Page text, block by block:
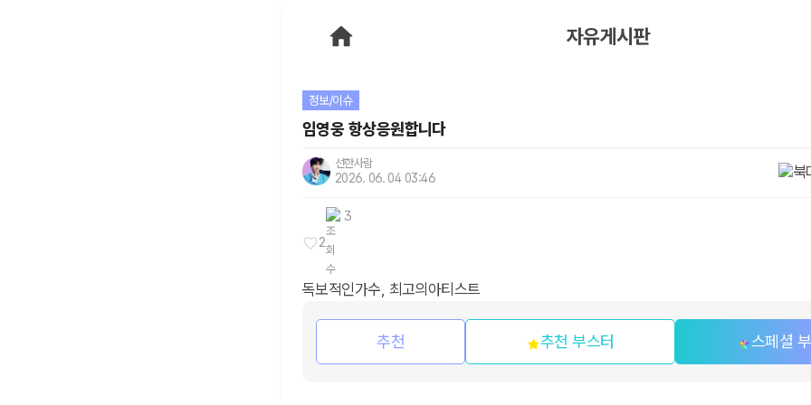
자유게시판
정보/이슈
임영웅 항상응원합니다
선한사람
2026. 06. 04 03:46
2
3
독보적인가수, 최고의아티스트
추천 추천 부스터 스페셜